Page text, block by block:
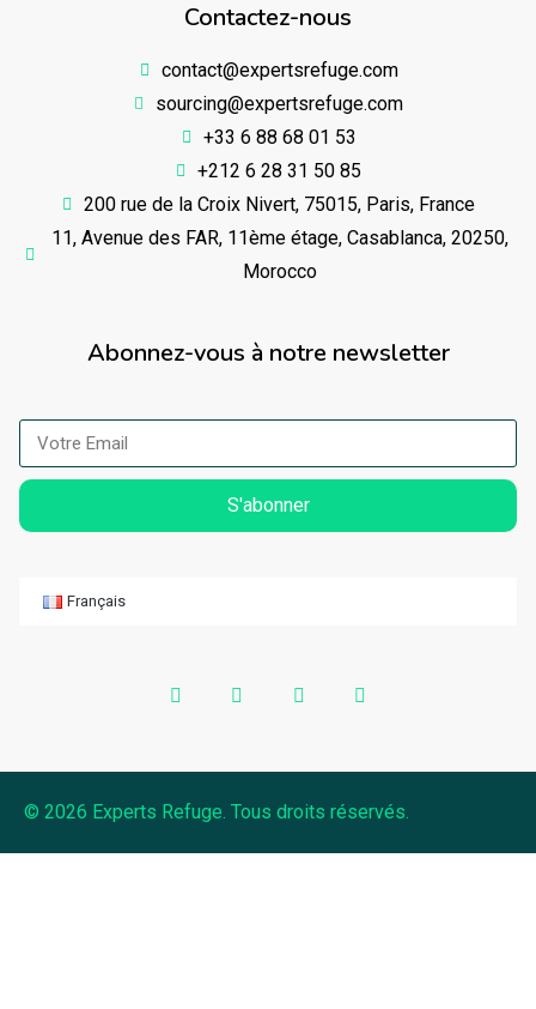
Contactez-nous
contact@expertsrefuge.com
sourcing@expertsrefuge.com
+33 6 88 68 01 53
+212 6 28 31 50 85
200 rue de la Croix Nivert, 75015, Paris, France
11, Avenue des FAR, 11ème étage, Casablanca, 20250,
Morocco
Abonnez-vous à notre newsletter
S'abonner
Français
© 2026 Experts Refuge. Tous droits réservés.